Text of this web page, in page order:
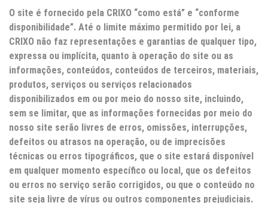
O site é fornecido pela CRIXO “como está” e “conforme
disponibilidade”. Até o limite máximo permitido por lei, a
CRIXO não faz representações e garantias de qualquer tipo,
expressa ou implícita, quanto à operação do site ou as
informações, conteúdos, conteúdos de terceiros, materiais,
produtos, serviços ou serviços relacionados
disponibilizados em ou por meio do nosso site, incluindo,
sem se limitar, que as informações fornecidas por meio do
nosso site serão livres de erros, omissões, interrupções,
defeitos ou atrasos na operação, ou de imprecisões
técnicas ou erros tipográficos, que o site estará disponível
em qualquer momento específico ou local, que os defeitos
ou erros no serviço serão corrigidos, ou que o conteúdo no
site seja livre de vírus ou outros componentes prejudiciais.